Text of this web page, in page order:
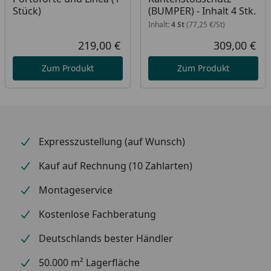
platzökonomisch
Langlebig und wartungsfrei
Erhältliche Farben: Edelstahllook, schwarz
Klima- und Umweltschutz (CO²-Einsparung)
Verbrauch von fossilen Brennstoffen wird
reduziert
Stück)
Aktueller Preis
219,00 €
Zum Produkt
(BUMPER) - Inhalt 4 Stk.
Inhalt: 4 St(77,25 €/St)
309,00 €
Zum Produkt
Expresszustellung (auf Wunsch)
Kauf auf Rechnung (10 Zahlarten)
Montageservice
Kostenlose Fachberatung
Deutschlands bester Händler
50.000 m² Lagerfläche